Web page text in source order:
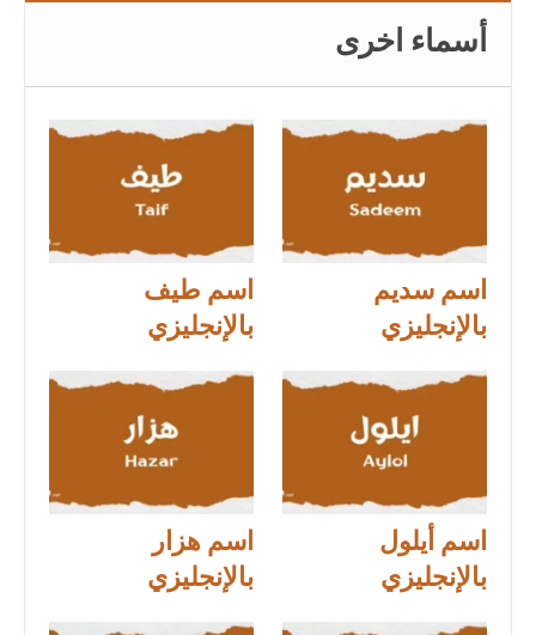
أسماء اخرى
اسم سديم
بالإنجليزي
اسم طيف
بالإنجليزي
اسم أيلول
بالإنجليزي
اسم هزار
بالإنجليزي